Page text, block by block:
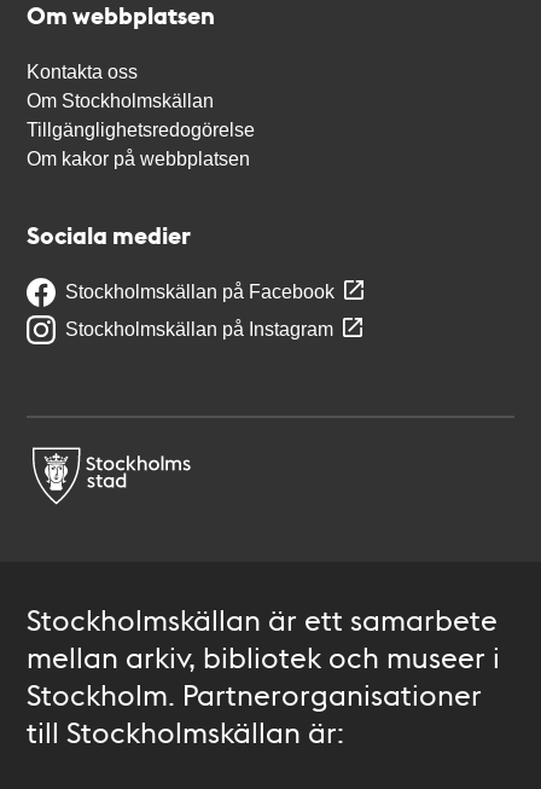
Om webbplatsen
Kontakta oss
Om Stockholmskällan
Tillgänglighetsredogörelse
Om kakor på webbplatsen
Sociala medier
Stockholmskällan på Facebook
Stockholmskällan på Instagram
Stockholmskällan är ett samarbete
mellan arkiv, bibliotek och museer i
Stockholm. Partnerorganisationer
till Stockholmskällan är: